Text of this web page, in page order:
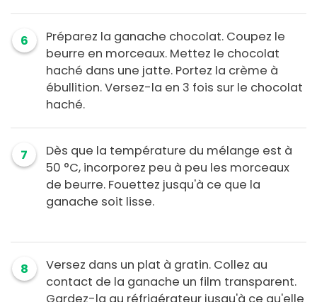
6
Préparez la ganache chocolat. Coupez le
beurre en morceaux. Mettez le chocolat
haché dans une jatte. Portez la crème à
ébullition. Versez-la en 3 fois sur le chocolat
haché.
7
Dès que la température du mélange est à
50 °C, incorporez peu à peu les morceaux
de beurre. Fouettez jusqu'à ce que la
ganache soit lisse.
8
Versez dans un plat à gratin. Collez au
contact de la ganache un film transparent.